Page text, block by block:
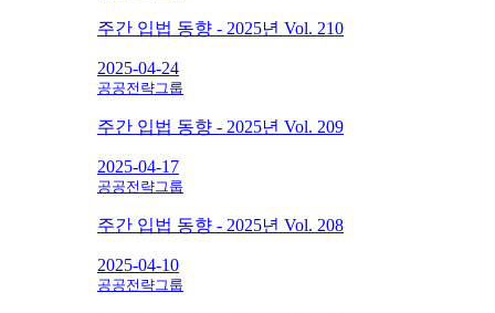
주간 입법 동향 - 2025년 Vol. 210
2025-04-24
공공전략그룹
주간 입법 동향 - 2025년 Vol. 209
2025-04-17
공공전략그룹
주간 입법 동향 - 2025년 Vol. 208
2025-04-10
공공전략그룹